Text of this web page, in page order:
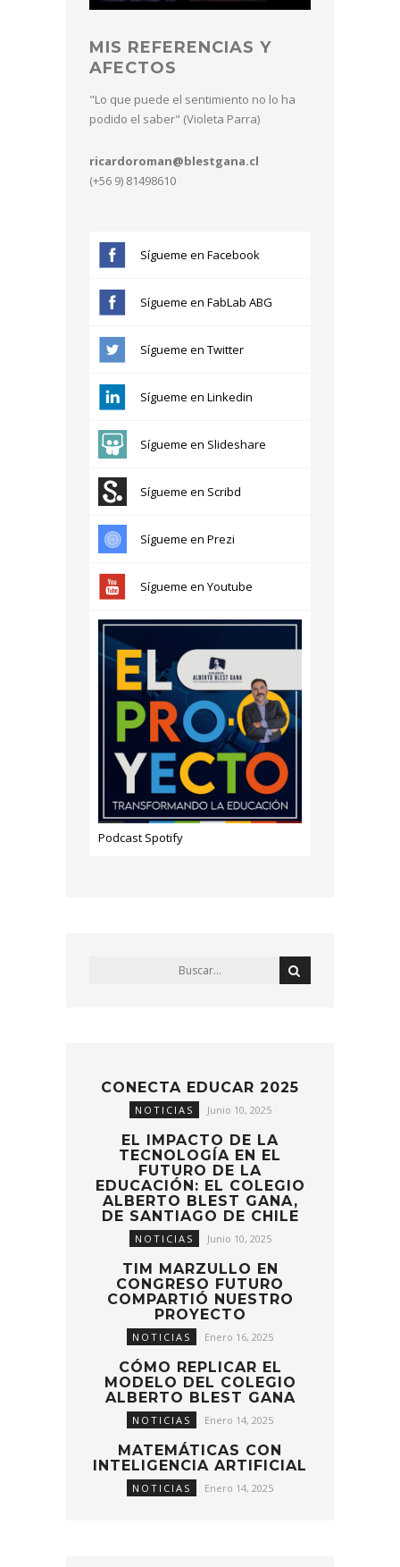
MIS REFERENCIAS Y
AFECTOS
"Lo que puede el sentimiento no lo ha
podido el saber" (Violeta Parra)
ricardoroman@blestgana.cl
(+56 9) 81498610
Sígueme en Facebook
Sígueme en FabLab ABG
Sígueme en Twitter
Sígueme en Linkedin
Sígueme en Slideshare
Sígueme en Scribd
Sígueme en Prezi
Sígueme en Youtube
Podcast Spotify
CONECTA EDUCAR 2025
NOTICIAS Junio 10, 2025
EL IMPACTO DE LA
TECNOLOGÍA EN EL
FUTURO DE LA
EDUCACIÓN: EL COLEGIO
ALBERTO BLEST GANA,
DE SANTIAGO DE CHILE
NOTICIAS Junio 10, 2025
TIM MARZULLO EN
CONGRESO FUTURO
COMPARTIÓ NUESTRO
PROYECTO
NOTICIAS Enero 16, 2025
CÓMO REPLICAR EL
MODELO DEL COLEGIO
ALBERTO BLEST GANA
NOTICIAS Enero 14, 2025
MATEMÁTICAS CON
INTELIGENCIA ARTIFICIAL
NOTICIAS Enero 14, 2025